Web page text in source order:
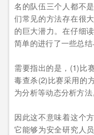
名的队伍三个人都不
们常见的方法存在很
的巨大潜力。在仔细
简单的进行了一些总结
需要指出的是，(1)比
毒查杀(2)比赛采用的
为分析等动态分析方法
因此这不意味着这个
它能够为安全研究人